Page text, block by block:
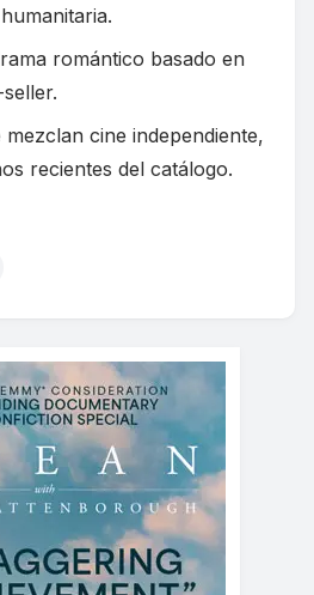
romántico basado en
cine independiente,
recientes del catálogo.